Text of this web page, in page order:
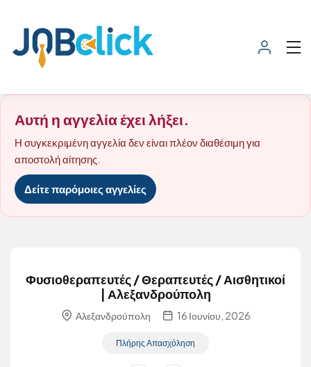
Αυτή η αγγελία έχει λήξει.
Η συγκεκριμένη αγγελία δεν είναι πλέον διαθέσιμη για
αποστολή αίτησης.
Δείτε παρόμοιες αγγελίες
Φυσιοθεραπευτές / Θεραπευτές / Αισθητικοί
| Αλεξανδρούπολη
Αλεξανδρούπολη 16 Ιουνίου, 2026
Πλήρης Απασχόληση